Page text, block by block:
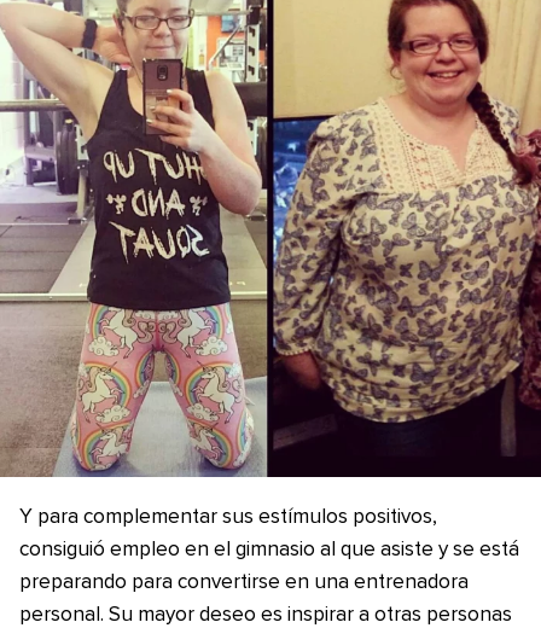
Y para complementar sus estímulos positivos,
consiguió empleo en el gimnasio al que asiste y se está
preparando para convertirse en una entrenadora
personal. Su mayor deseo es inspirar a otras personas